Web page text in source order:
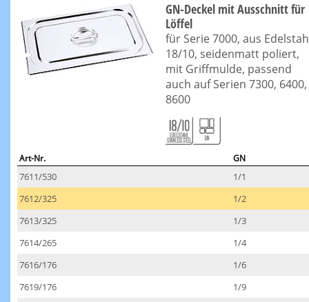
GN-Deckel mit Ausschnitt für
Löffel
für Serie 7000, aus
18/10, seidenmatt poliert,
mit Griffmulde, passend
auch auf Serien 7300, 6400,
8600
Art-Nr. GN
7611/530
1/1
7612/325
1/2
7613/325
1/3
7614/265
1/4
7616/176
1/6
7619/176
1/9